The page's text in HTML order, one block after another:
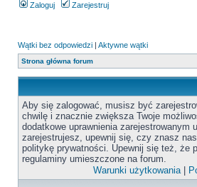
Zaloguj Zarejestruj
Wątki bez odpowiedzi | Aktywne wątki
Strona główna forum
Aby się zalogować, musisz być
chwilę i znacznie zwiększa Twoje
dodatkowe uprawnienia zarejestrowanym
zarejestrujesz, upewnij się, czy znasz
politykę prywatności. Upewnij się też, że
regulaminy umieszczone na forum.
Warunki użytkowania|